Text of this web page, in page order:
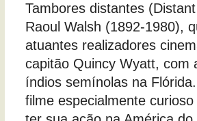
Tambores distantes
Raoul Walsh (1892-1980),
atuantes realizadores
capitão Quincy Wyatt, com
índios semínolas na
filme especialmente